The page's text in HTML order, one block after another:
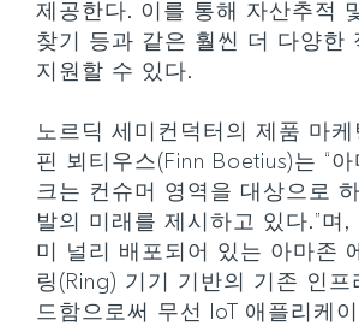
제공한다. 이를 통해 자산추적
찾기 등과 같은 훨씬 더 다양한
지원할 수 있다.
노르딕 세미컨덕터의 제품 마케
핀 뵈티우스(Finn Boetius)는 “
크는 컨슈머 영역을 대상으로
발의 미래를 제시하고 있다.”며,
미 널리 배포되어 있는 아마존
링(Ring) 기기 기반의 기존 인프
드함으로써 무선 IoT 애플리케